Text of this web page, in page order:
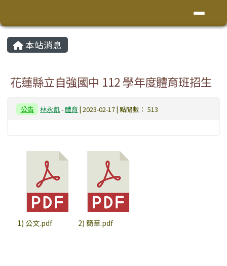
主內容區域
本站消息
花蓮縣立自強國中 112 學年度體育班招生
公告 林永凱-體育 | 2023-02-17 | 點閱數： 513
1) 公文.pdf 2) 簡章.pdf
頁尾區域